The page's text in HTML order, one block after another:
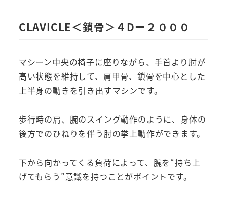
CLAVICLE＜鎖骨＞４Dー２０００
マシーン中央の椅子に座りながら、手首より肘が
高い状態を維持して、肩甲骨、鎖骨を中心とした
上半身の動きを引き出すマシンです。
歩行時の肩、腕のスイング動作のように、身体の
後方でのひねりを伴う肘の挙上動作ができます。
下から向かってくる負荷によって、腕を“持ち上
げてもらう”意識を持つことがポイントです。